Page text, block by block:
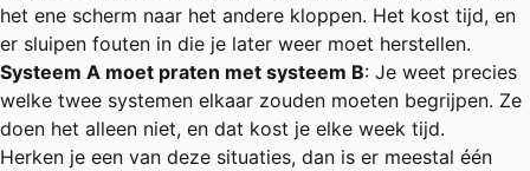
het ene scherm naar het andere kloppen. Het kost tijd, en
er sluipen fouten in die je later weer moet herstellen.
Systeem A moet praten met systeem B: Je weet precies
welke twee systemen elkaar zouden moeten begrijpen. Ze
doen het alleen niet, en dat kost je elke week tijd.
Herken je een van deze situaties, dan is er meestal één